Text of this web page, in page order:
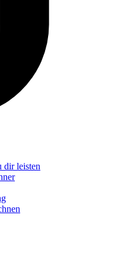
dir leisten